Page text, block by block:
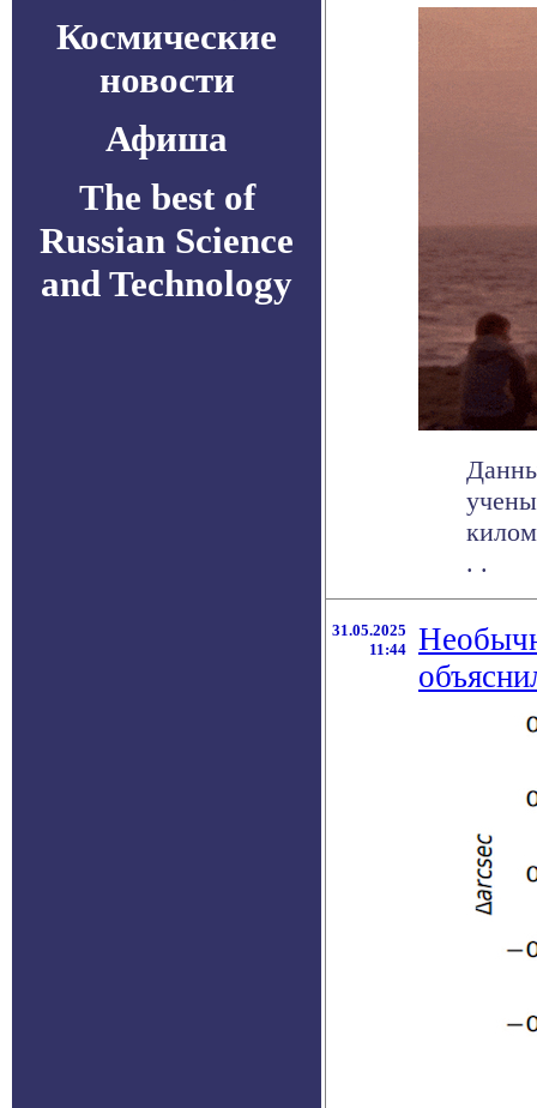
Космические
новости
Афиша
The best of
Russian Science
and Technology
. .
31.05.2025
11:44